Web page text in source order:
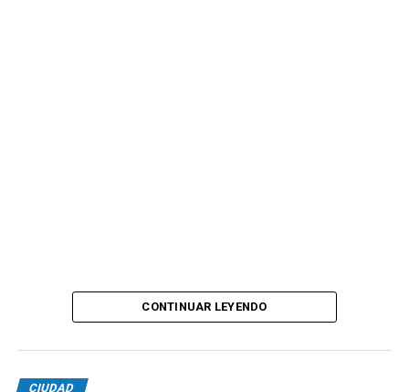
CONTINUAR LEYENDO
CIUDAD